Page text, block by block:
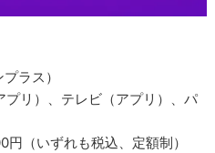
ラス）
リ）、テレビ（アプリ）、パ
円（いずれも税込、定額制）